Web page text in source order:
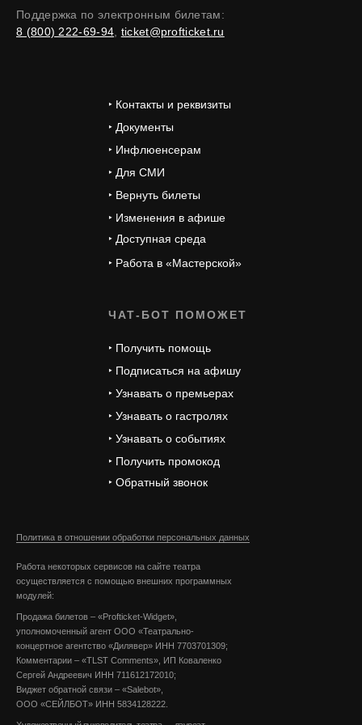
Политика в отношении обработки персональных данных
Работа некоторых сервисов на сайте театра
осуществляется с помощью внешних программных
модулей:
Продажа билетов – «Profticket-Widget»,
уполномоченный агент ООО «Театрально-
концертное агентство «Дилявер» ИНН 7703701309;
Комментарии – «TLST Comments», ИП Коваленко
Сергей Андреевич ИНН 711612172010;
Виджет обратной связи – «Salebot»,
ООО «СЕЙЛБОТ» ИНН 5834128222.
‣ Изменения в афише
‣ Работа в «Мастерской»
‣ Доступная среда
‣ Вернуть билеты
‣ Для СМИ
‣ Инфлюенсерам
‣ Документы
‣ Контакты и реквизиты
‣ Обратный звонок
‣ Получить промокод
‣ Узнавать о событиях
‣ Узнавать о гастролях
‣ Узнавать о премьерах
‣ Подписаться на афишу
‣ Получить помощь
ЧАТ-БОТ ПОМОЖЕТ
Поддержка по электронным билетам:
8 (800) 222-69-94 ticket@profticket.ru